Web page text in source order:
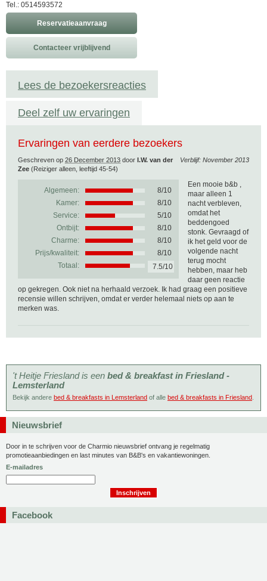
Tel.: 0514593572
Reservatieaanvraag
Contacteer vrijblijvend
Lees de bezoekersreacties
Deel zelf uw ervaringen
Ervaringen van eerdere bezoekers
Verblijf: November 2013
Geschreven op 26 December 2013 door I.W. van der
Zee (Reiziger alleen, leeftijd 45-54)
Algemeen: 8/10
Kamer:
8/10
Service:
5/10
Ontbijt:
8/10
Charme:
8/10
Prijs/kwaliteit:
8/10
Totaal:
7.5/10
Een mooie b&b ,
maar alleen 1
nacht verbleven,
omdat het
beddengoed
stonk. Gevraagd of
ik het geld voor de
volgende nacht
terug mocht
hebben, maar heb
daar geen reactie
op gekregen. Ook niet na herhaald verzoek. Ik had graag een positieve
recensie willen schrijven, omdat er verder helemaal niets op aan te
merken was.
't Heitje Friesland is een bed & breakfast in Friesland -
Lemsterland
Bekijk andere bed & breakfasts in Lemsterland of alle bed & breakfasts in Friesland
Nieuwsbrief
Door in te schrijven voor de Charmio nieuwsbrief ontvang je regelmatig
promotieaanbiedingen en last minutes van B&B's en vakantiewoningen.
E-mailadres
Facebook